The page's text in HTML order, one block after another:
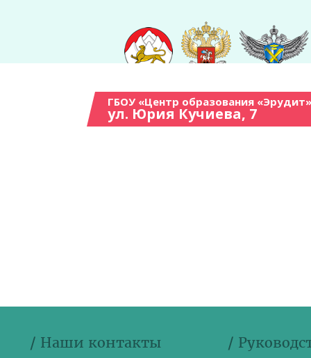
ГБОУ «Центр образования
ул. Юрия Кучиева, 7
/ Наши контакты /